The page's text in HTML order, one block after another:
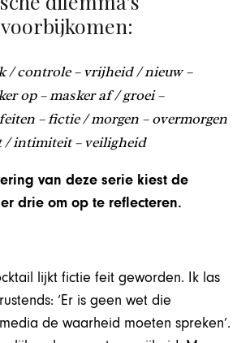
/ controle – vrijheid / nieuw –
op – masker af / groei –
– fictie / morgen – overmorgen
/ intimiteit – veiligheid
van deze serie kiest de
drie om op te reflecteren.
lijkt fictie feit geworden. Ik las
‘Er is geen wet die
de waarheid moeten spreken’.